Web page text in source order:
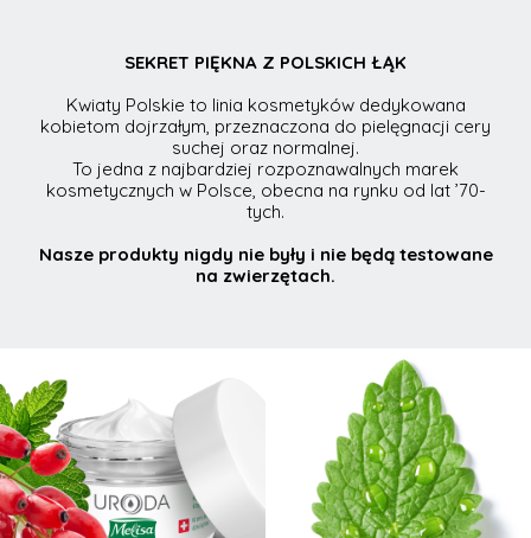
SEKRET PIĘKNA Z POLSKICH ŁĄK
Kwiaty Polskie to linia kosmetyków dedykowana
kobietom dojrzałym, przeznaczona do pielęgnacji cery
suchej oraz normalnej.
To jedna z najbardziej rozpoznawalnych marek
kosmetycznych w Polsce, obecna na rynku od lat ’70-
tych.
Nasze produkty nigdy nie były i nie będą testowane
na zwierzętach.